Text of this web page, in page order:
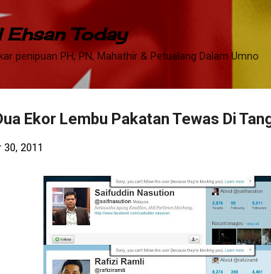
Ehsan Today
penipuan PH, PN, Mahathir & Petualang Dalam Umno
Ekor Lembu Pakatan Tewas Di
2011